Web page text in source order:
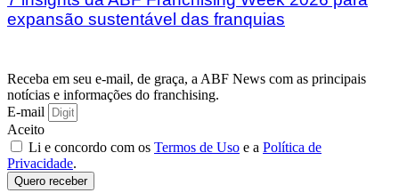
expansão sustentável das franquias
Receba em seu e-mail, de graça, a ABF News com as principais
notícias e informações do franchising.
E-mail
Aceito
Li e concordo com os Termos de Uso e a Política de
Privacidade.
Quero receber